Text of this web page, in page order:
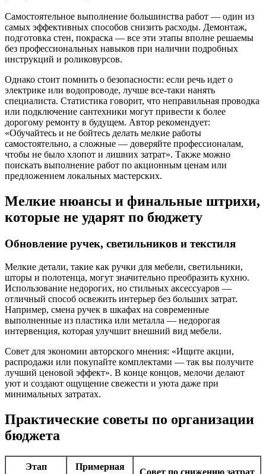
Самостоятельное выполнение большинства работ — один из
самых эффективных способов снизить расходы. Демонтаж,
подготовка стен, покраска — все эти этапы вполне решаемы
без профессиональных навыков при наличии подробных
инструкций и роликовурсов.
Однако стоит помнить о безопасности: если речь идет о
электрике или водопроводе, лучше все-таки нанять
специалиста. Статистика говорит, что неправильная проводка
или подключение сантехники могут привести к более
дорогому ремонту в будущем. Автор рекомендует:
«Обучайтесь и не бойтесь делать мелкие работы
самостоятельно, а сложные — доверяйте профессионалам,
чтобы не было хлопот и лишних затрат». Также можно
поискать выполнение работ по акционным ценам или
предложением локальных мастерских.
Мелкие нюансы и финальные штрихи,
которые не ударят по бюджету
Обновление ручек, светильников и текстиля
Мелкие детали, такие как ручки для мебели, светильники,
шторы и полотенца, могут значительно преобразить кухню.
Использование недорогих, но стильных аксессуаров —
отличный способ освежить интерьер без больших затрат.
Например, смена ручек в шкафах на современные
выполненные из пластика или металла — недорогая
интервенция, которая улучшит внешний вид мебели.
Совет для экономии авторского мнения: «Ищите акции,
распродажи или покупайте комплектами — так вы получите
лучший ценовой эффект». В конце концов, мелочи делают
уют и создают ощущение свежести и уюта даже при
минимальных затратах.
Практические советы по организации
бюджета
Этап
Примерная
Совет по снижению затрат